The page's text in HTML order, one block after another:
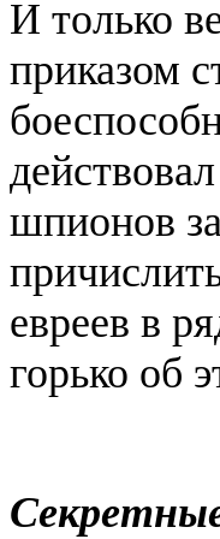
И только
приказом
шпионов
евреев в
горько об